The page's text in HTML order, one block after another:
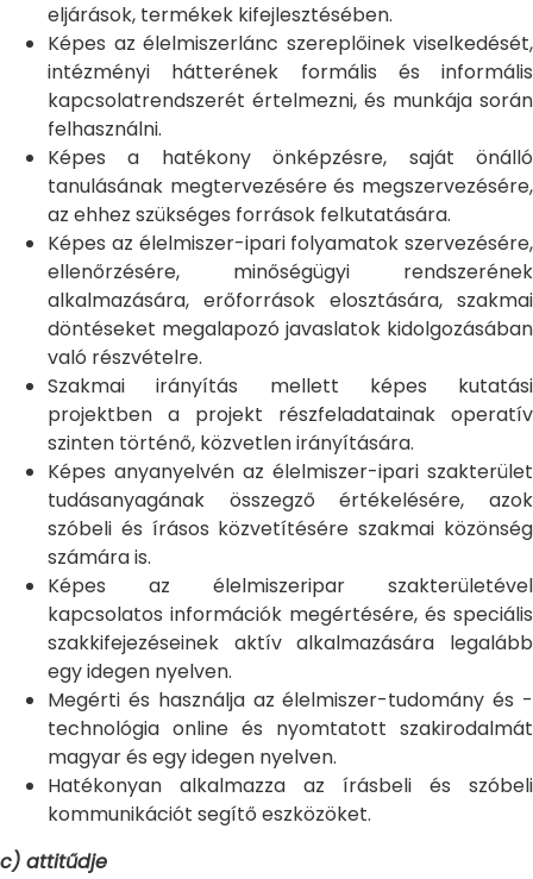
eljárások, termékek kifejlesztésében.
Képes az élelmiszerlánc szereplőinek viselkedését,
intézményi hátterének formális és informális
kapcsolatrendszerét értelmezni, és munkája során
felhasználni.
Képes a hatékony önképzésre, saját önálló
tanulásának megtervezésére és megszervezésére,
az ehhez szükséges források felkutatására.
Képes az élelmiszer-ipari folyamatok szervezésére,
ellenőrzésére, minőségügyi rendszerének
alkalmazására, erőforrások elosztására, szakmai
döntéseket megalapozó javaslatok kidolgozásában
való részvételre.
Szakmai irányítás mellett képes kutatási
projektben a projekt részfeladatainak operatív
szinten történő, közvetlen irányítására.
Képes anyanyelvén az élelmiszer-ipari szakterület
tudásanyagának összegző értékelésére, azok
szóbeli és írásos közvetítésére szakmai közönség
számára is.
Képes az élelmiszeripar szakterületével
kapcsolatos információk megértésére, és speciális
szakkifejezéseinek aktív alkalmazására legalább
egy idegen nyelven.
Megérti és használja az élelmiszer-tudomány és -
technológia online és nyomtatott szakirodalmát
magyar és egy idegen nyelven.
Hatékonyan alkalmazza az írásbeli és szóbeli
kommunikációt segítő eszközöket.
c) attitűdje